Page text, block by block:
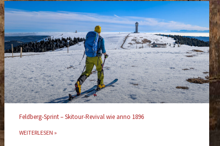
Feldberg-Sprint – Skitour-Revival wie anno 1896
WEITERLESEN »